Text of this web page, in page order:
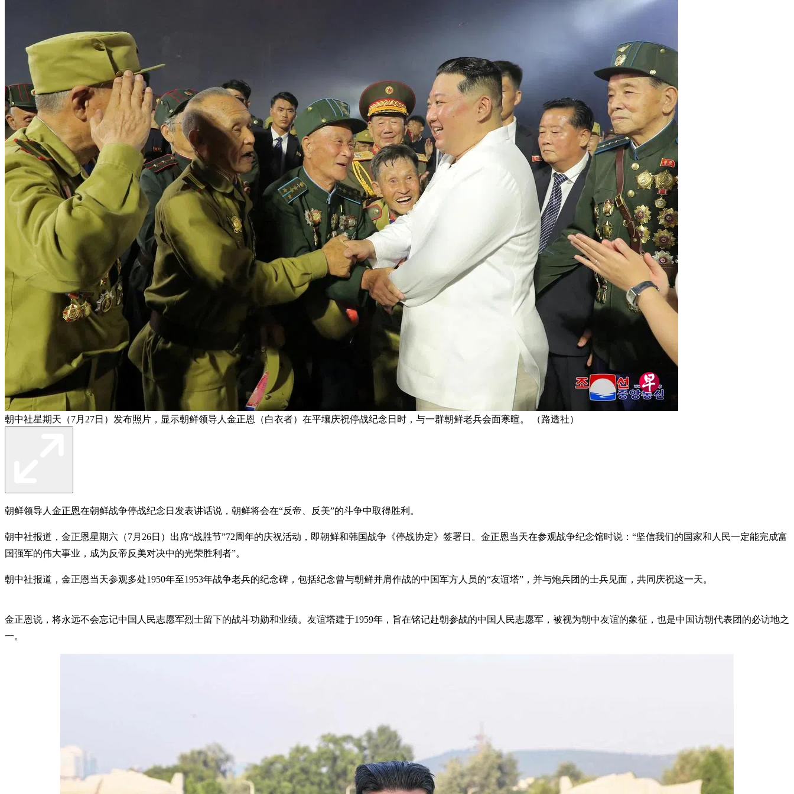
朝中社星期天（7月27日）发布照片，显示朝鲜领导人金正恩（白衣者）在平壤庆祝停战纪念日时，与一群朝鲜老兵会面寒暄。 （路透社）
朝鲜领导人 金正恩在朝鲜战争停战纪念日发表讲话说，朝鲜将会在“反帝、反美”的斗争中取得胜利。
朝中社报道，金正恩星期六（7月26日）出席“战胜节”72周年的庆祝活动，即朝鲜和韩国战争《停战协定》签署日。金正恩当天在参观战争纪念馆时说：“坚信我们的国家和人民一定能完成富
国强军的伟大事业，成为反帝反美对决中的光荣胜利者”。
朝中社报道，金正恩当天参观多处1950年至1953年战争老兵的纪念碑，包括纪念曾与朝鲜并肩作战的中国军方人员的“友谊塔”，并与炮兵团的士兵见面，共同庆祝这一天。
金正恩说，将永远不会忘记中国人民志愿军烈士留下的战斗功勋和业绩。友谊塔建于1959年，旨在铭记赴朝参战的中国人民志愿军，被视为朝中友谊的象征，也是中国访朝代表团的必访地之
一。